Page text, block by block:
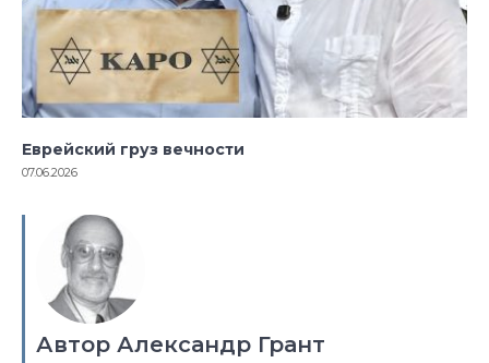
Еврейский груз вечности
07.06.2026
Автор Александр Грант